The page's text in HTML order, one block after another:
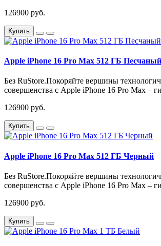
126900 руб.
Купить
Apple iPhone 16 Pro Max 512 ГБ
Без RuStore.Покоряйте вершины
совершенства с Apple iPhone 16 Pro Max –
126900 руб.
Купить
Apple iPhone 16 Pro Max 512 ГБ Черный
Без RuStore.Покоряйте вершины
совершенства с Apple iPhone 16 Pro Max –
126900 руб.
Купить